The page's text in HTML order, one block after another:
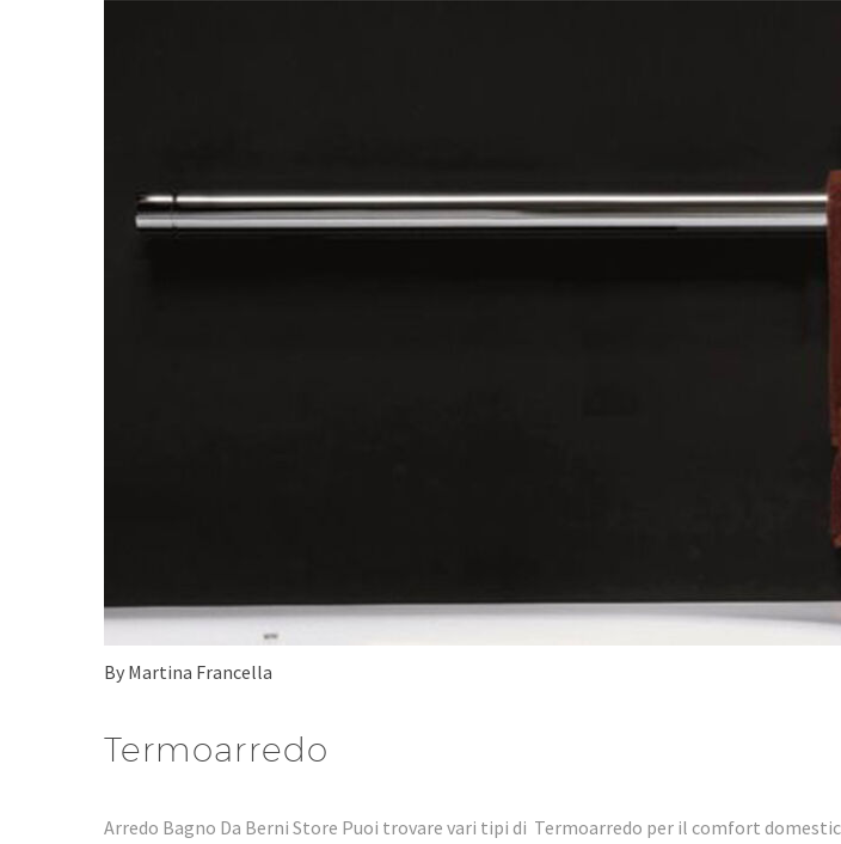
By Martina Francella
Termoarredo
Arredo Bagno Da Berni Store Puoi trovare vari tipi di Termoarredo per il comfort